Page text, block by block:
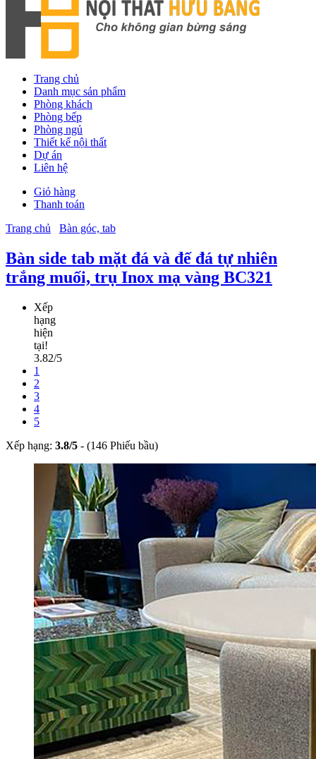
Trang chủ
Danh mục sản phẩm
Phòng khách
Phòng bếp
Phòng ngủ
Thiết kế nội thất
Dự án
Liên hệ
Giỏ hàng
Thanh toán
Trang chủ
Bàn góc, tab
Bàn side tab mặt đá và đế đá tự nhiên
trắng muối, trụ Inox mạ vàng BC321
Xếp
hạng
hiện
tại!
3.82/5
1
2
3
4
5
Xếp hạng: 3.8/5 - (146 Phiếu bầu)